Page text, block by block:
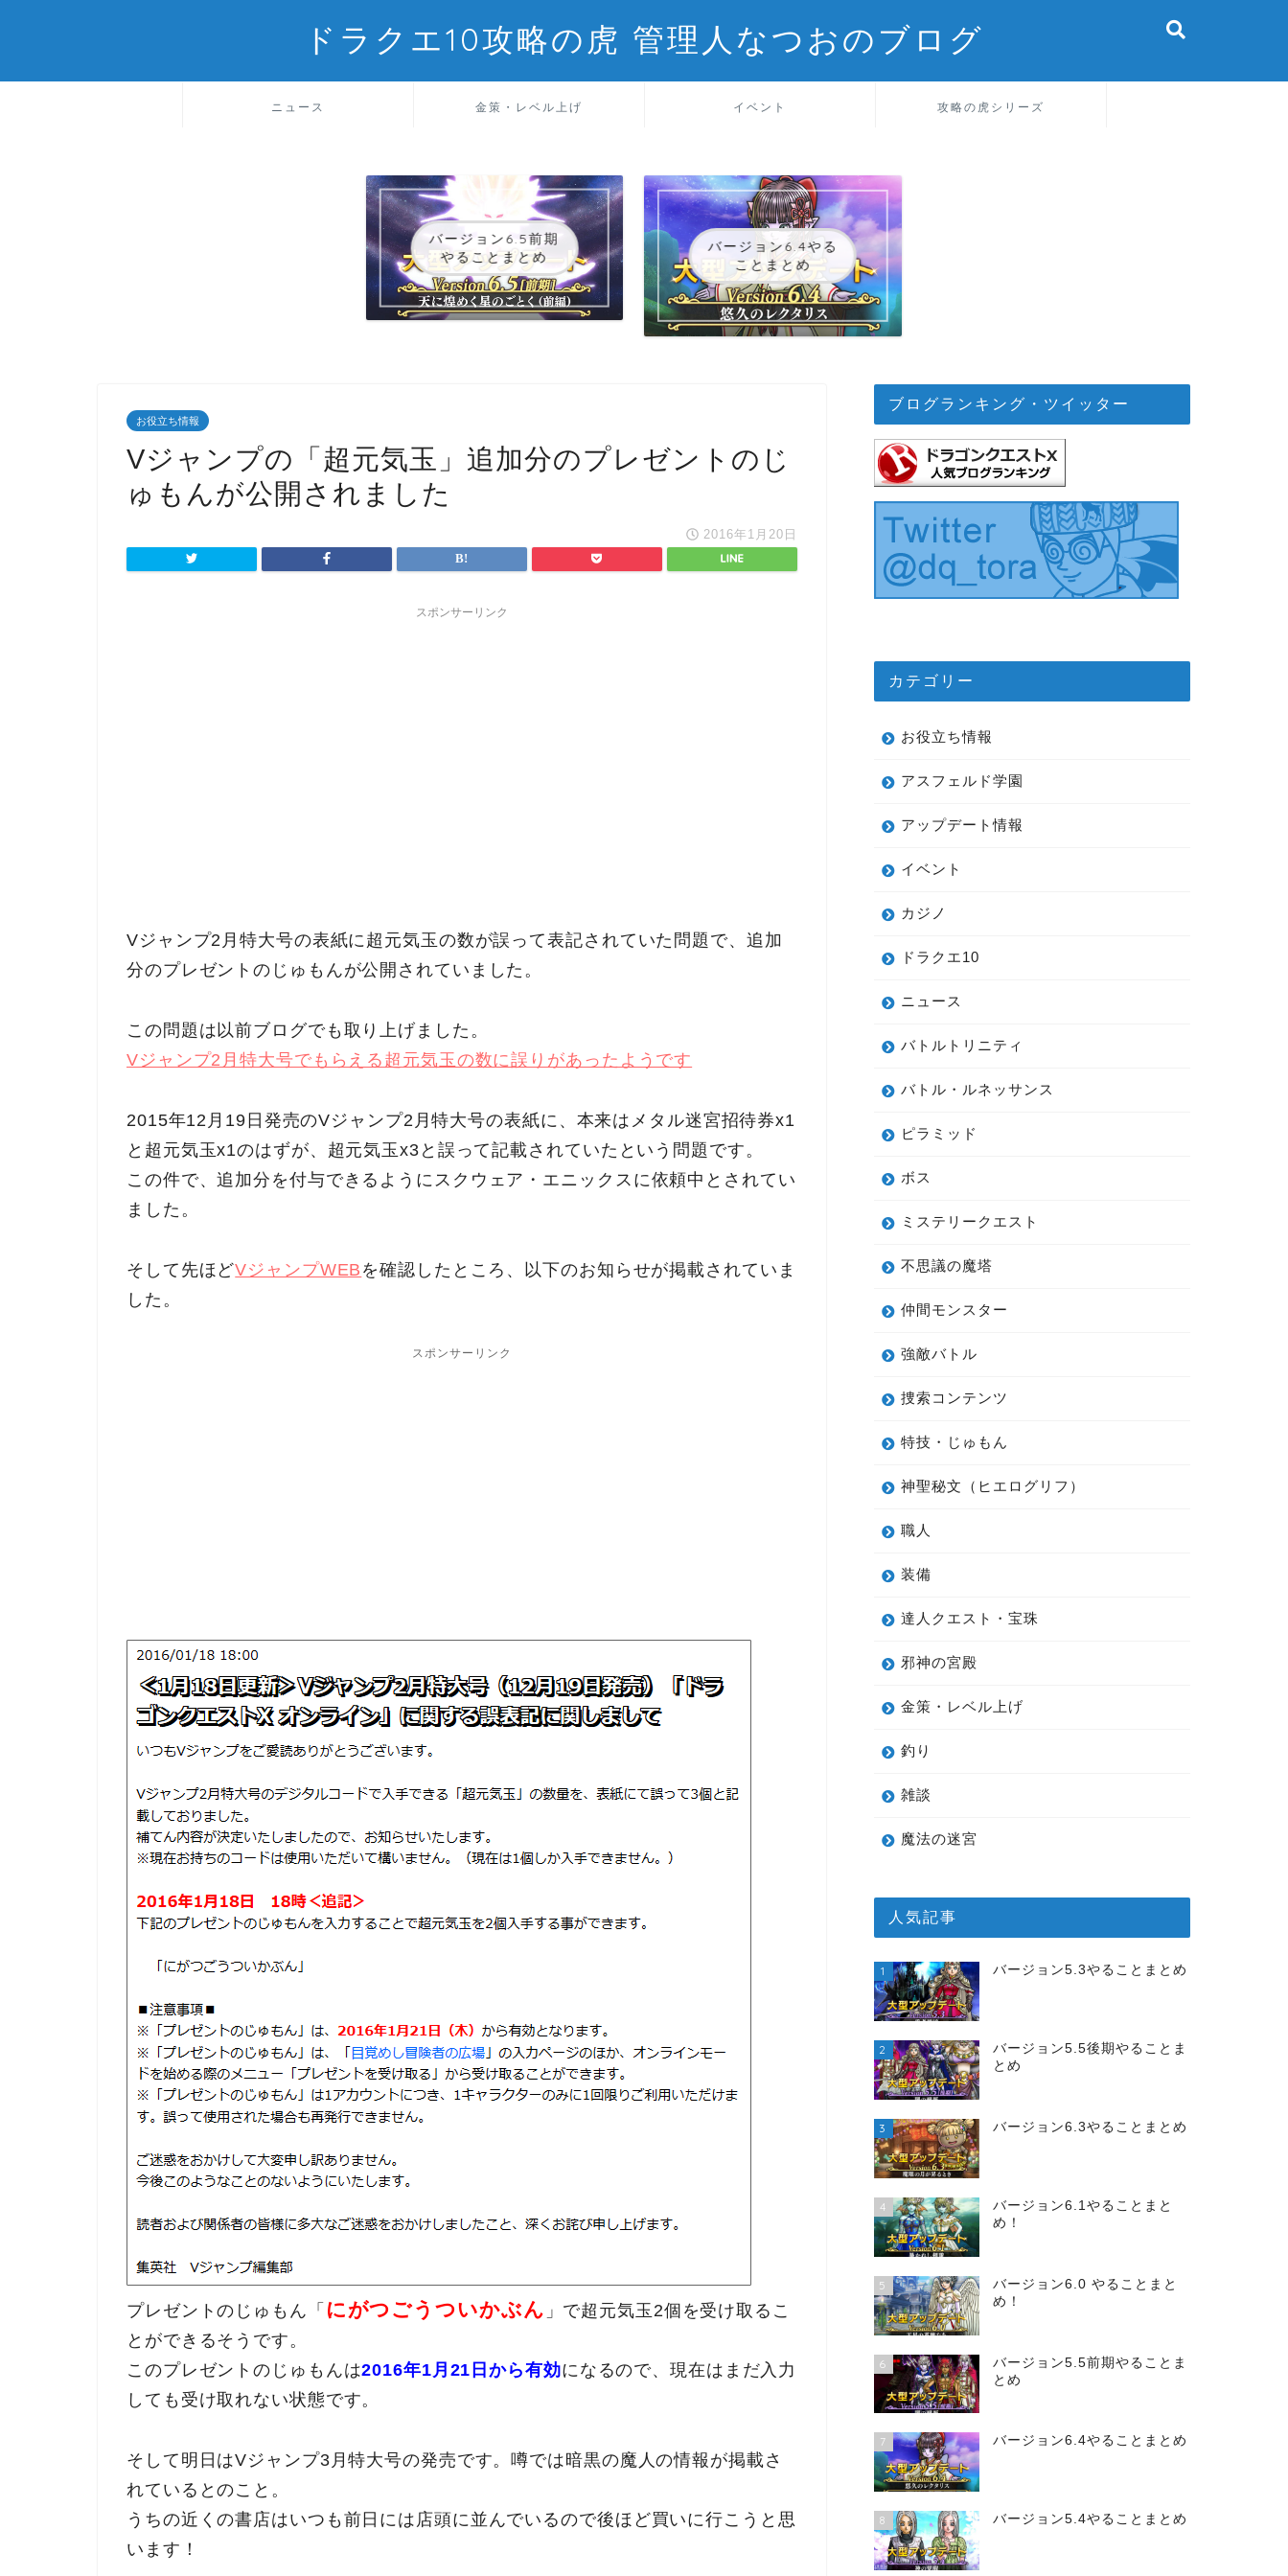
ドラクエ10攻略の虎 管理人なつおのブログ
ニュース 金策・レベル上げ イベント 攻略の虎シリーズ
バージョン6.5前期
やることまとめ
バージョン6.4やる
ことまとめ
お役立ち情報
Vジャンプの「超元気玉」追加分のプレゼントのじ
ゅもんが公開されました
2016年1月20日
スポンサーリンク
Vジャンプ2月特大号の表紙に超元気玉の数が誤って表記されていた問題で、追加
分のプレゼントのじゅもんが公開されていました。
この問題は以前ブログでも取り上げました。
Vジャンプ2月特大号でもらえる超元気玉の数に誤りがあったようです
2015年12月19日発売のVジャンプ2月特大号の表紙に、本来はメタル迷宮招待券x1
と超元気玉x1のはずが、超元気玉x3と誤って記載されていたという問題です。
この件で、追加分を付与できるようにスクウェア・エニックスに依頼中とされてい
ました。
そして先ほどVジャンプWEB を確認したところ、以下のお知らせが掲載されていま
した。
スポンサーリンク
プレゼントのじゅもん「 にがつごうついかぶん 」で超元気玉2個を受け取るこ
とができるそうです。
このプレゼントのじゅもんは2016年1月21日から有効になるので、現在はまだ入力
しても受け取れない状態です。
そして明日はVジャンプ3月特大号の発売です。噂では暗黒の魔人の情報が掲載さ
れているとのこと。
うちの近くの書店はいつも前日には店頭に並んでいるので後ほど買いに行こうと思
います！
ブログランキング・ツイッター
カテゴリー
お役立ち情報
アスフェルド学園
アップデート情報
イベント
カジノ
ドラクエ10
ニュース
バトルトリニティ
バトル・ルネッサンス
ピラミッド
ボス
ミステリークエスト
不思議の魔塔
仲間モンスター
強敵バトル
捜索コンテンツ
特技・じゅもん
神聖秘文（ヒエログリフ）
職人
装備
達人クエスト・宝珠
邪神の宮殿
金策・レベル上げ
釣り
雑談
魔法の迷宮
人気記事
1 バージョン5.3やることまとめ
2
バージョン5.5後期やることま
とめ
3 バージョン6.3やることまとめ
4
バージョン6.1やることまと
め！
5
バージョン6.0 やることまと
め！
6
バージョン5.5前期やることま
とめ
7 バージョン6.4やることまとめ
8 バージョン5.4やることまとめ